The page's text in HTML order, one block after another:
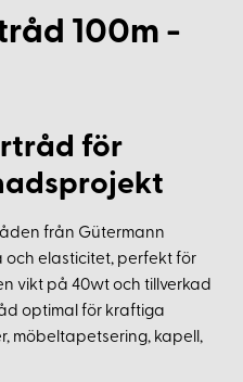
100m -
för
från Gütermann
och elasticitet, perfekt för
vikt på 40wt och tillverkad
optimal för kraftiga
möbeltapetsering, kapell,